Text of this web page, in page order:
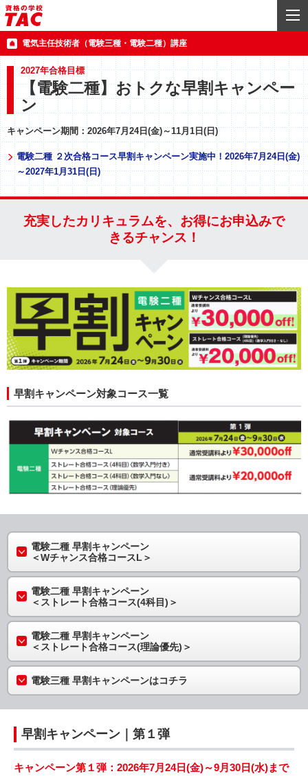
電気主任技術者（電験三種・電験二種）講座
2027年合格目標
【電験二種】おトクな早割キャンペー
ン
キャンペーン期間：2026年7月24日(金)～11月1日(日)
電験二種 ２次合格コース早割キャンペーン実施中！2026年7月24日(金)
～2027年1月31日(日)
充実したカリキュラムを、お得にお申込みで
きるチャンス！
早割キャンペーン対象コース一覧
電験二種 早割キャンペーン
＜Wチャンス合格コースL＞
電験二種 早割キャンペーン
＜ストレート合格コース(4科目)＞
電験二種 早割キャンペーン
＜ストレート合格コース(理論優先)＞
電験三種 早割キャンペーンはコチラ
早割キャンペーン｜第１弾
キャンペーン第１弾：2026年7月24日(金)～9月30日(水)まで